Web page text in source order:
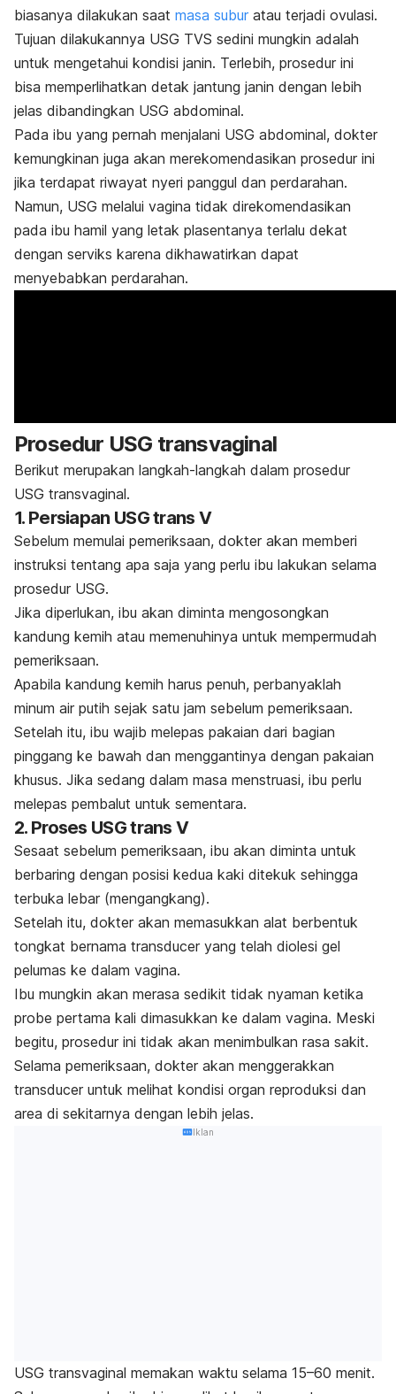
biasanya dilakukan saat masa subur atau terjadi ovulasi.
Tujuan dilakukannya USG TVS sedini mungkin adalah
untuk mengetahui kondisi janin. Terlebih, prosedur ini
bisa memperlihatkan detak jantung janin dengan lebih
jelas dibandingkan USG abdominal.
Pada ibu yang pernah menjalani USG abdominal, dokter
kemungkinan juga akan merekomendasikan prosedur ini
jika terdapat riwayat nyeri panggul dan perdarahan.
Namun, USG melalui vagina tidak direkomendasikan
pada ibu hamil yang letak plasentanya terlalu dekat
dengan serviks karena dikhawatirkan dapat
menyebabkan perdarahan.
Prosedur USG transvaginal
Berikut merupakan langkah-langkah dalam prosedur
USG transvaginal.
1. Persiapan USG trans V
Sebelum memulai pemeriksaan, dokter akan memberi
instruksi tentang apa saja yang perlu ibu lakukan selama
prosedur USG.
Jika diperlukan, ibu akan diminta mengosongkan
kandung kemih atau memenuhinya untuk mempermudah
pemeriksaan.
Apabila kandung kemih harus penuh, perbanyaklah
minum air putih sejak satu jam sebelum pemeriksaan.
Setelah itu, ibu wajib melepas pakaian dari bagian
pinggang ke bawah dan menggantinya dengan pakaian
khusus. Jika sedang dalam masa menstruasi, ibu perlu
melepas pembalut untuk sementara.
2. Proses USG trans V
Sesaat sebelum pemeriksaan, ibu akan diminta untuk
berbaring dengan posisi kedua kaki ditekuk sehingga
terbuka lebar (mengangkang).
Setelah itu, dokter akan memasukkan alat berbentuk
tongkat bernama transducer yang telah diolesi gel
pelumas ke dalam vagina.
Ibu mungkin akan merasa sedikit tidak nyaman ketika
probe pertama kali dimasukkan ke dalam vagina. Meski
begitu, prosedur ini tidak akan menimbulkan rasa sakit.
Selama pemeriksaan, dokter akan menggerakkan
transducer untuk melihat kondisi organ reproduksi dan
area di sekitarnya dengan lebih jelas.
Iklan
USG transvaginal memakan waktu selama 15–60 menit.